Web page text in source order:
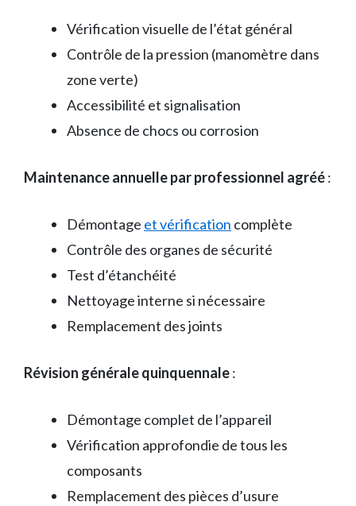
Vérification visuelle de l’état général
Contrôle de la pression (manomètre dans
zone verte)
Accessibilité et signalisation
Absence de chocs ou corrosion
Maintenance annuelle par professionnel agréé:
Démontage et vérification complète
Contrôle des organes de sécurité
Test d’étanchéité
Nettoyage interne si nécessaire
Remplacement des joints
Révision générale quinquennale:
Démontage complet de l’appareil
Vérification approfondie de tous les
composants
Remplacement des pièces d’usure